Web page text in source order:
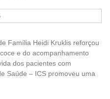
Família Heidi Kruklis reforçou
e do acompanhamento
dos pacientes com
Saúde – ICS promoveu uma